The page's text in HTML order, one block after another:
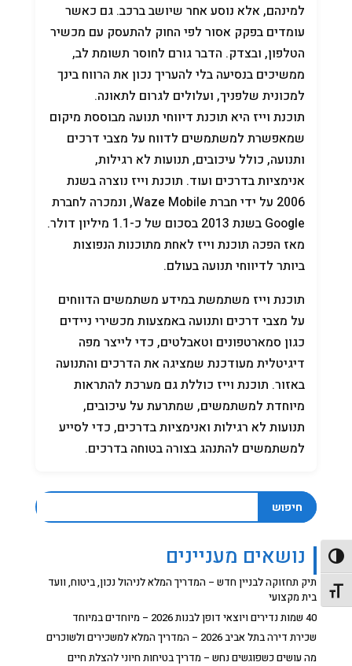
הפעל/כבה ניגודיות גבוהה
מתג גודל גופן
למינהם, אלא נוסע אחר שיושב ברכב. גם כאשר
עומדים בפקק אסור לפי החוק להתעסק עם מכשיר
הטלפון, ובצדק. הדבר גורם לחוסר תשומת לב,
ממשיכים בנסיעה בלי להעריך נכון את הרווח בינך
למכונית שלפניך, ועלולים לגרום לתאונה.
תוכנת וייז היא תוכנת דיווחי תנועה מבוססת מיקום
שמאפשרת למשתמשים לדווח על מצבי דרכים
ותנועה, כולל עיכובים, תנועות לא רגילות,
אנימציות בדרכים ועוד. תוכנת וייז נוצרה בשנת
2006 על ידי חברת Waze Mobile, ונמכרה לחברת
Google בשנת 2013 בסכום של כ-1.1 מיליון דולר.
מאז הפכה תוכנת וייז לאחת מתוכנות הנפוצות
ביותר לדיווחי תנועה בעולם.
תוכנת וייז משתמשת במידע משתמשים הדווחים
על מצבי דרכים ותנועה באמצעות מכשירי ניידים
כגון סמארטפונים וטאבלטים, כדי לייצר מפה
דיגיטלית מעודכנת שמציגה את הדרכים והתנועה
באזור. תוכנת וייז כוללת גם מערכת להתראות
מיוחדת למשתמשים, שמתרעת על עיכובים,
תנועות לא רגילות ואנימציות בדרכים, כדי לסייע
למשתמשים להתנהג בצורה בטוחה בדרכים.
חיפוש
נושאים מעניינים
תיק תחזוקה לבניין חדש – המדריך המלא לניהול נכון, ביטוח, וועד
בית מקצועי
40 שמות נדירים ויוצאי דופן לבנות 2026 – מיוחדים במיוחד
שכירת דירה בתל אביב 2026 – המדריך המלא למשכירים ולשוכרים
מה עושים כשפוגשים נחש – מדריך בטיחות חיוני להצלת חיים